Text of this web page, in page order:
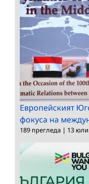
Европейският
фокуса на
189 прегледа | 13 юли